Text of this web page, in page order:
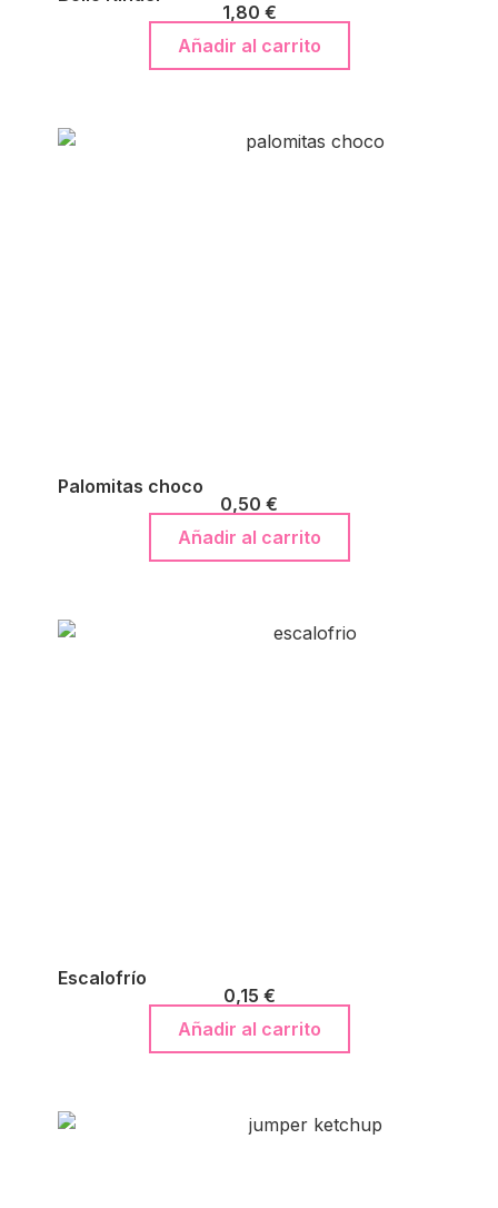
1,80 €
Añadir al carrito
Palomitas choco
0,50 €
Añadir al carrito
Escalofrío
0,15 €
Añadir al carrito